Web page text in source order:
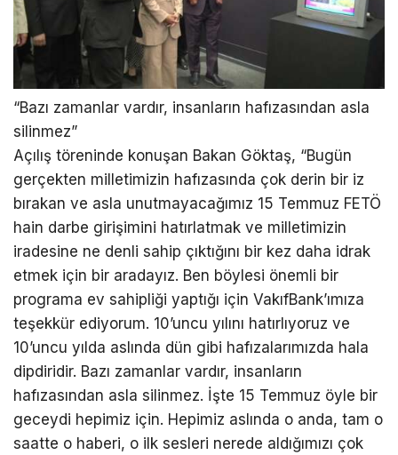
“Bazı zamanlar vardır, insanların hafızasından asla
silinmez”
Açılış töreninde konuşan Bakan Göktaş, “Bugün
gerçekten milletimizin hafızasında çok derin bir iz
bırakan ve asla unutmayacağımız 15 Temmuz FETÖ
hain darbe girişimini hatırlatmak ve milletimizin
iradesine ne denli sahip çıktığını bir kez daha idrak
etmek için bir aradayız. Ben böylesi önemli bir
programa ev sahipliği yaptığı için VakıfBank’ımıza
teşekkür ediyorum. 10’uncu yılını hatırlıyoruz ve
10’uncu yılda aslında dün gibi hafızalarımızda hala
dipdiridir. Bazı zamanlar vardır, insanların
hafızasından asla silinmez. İşte 15 Temmuz öyle bir
geceydi hepimiz için. Hepimiz aslında o anda, tam o
saatte o haberi, o ilk sesleri nerede aldığımızı çok